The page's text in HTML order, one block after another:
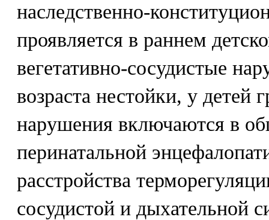
наследственно-
проявляется в раннем
вегетативно-сосудистые
возраста нестойки, у детей
нарушения включаются в
перинатальной
расстройства
сосудистой и дыхательной